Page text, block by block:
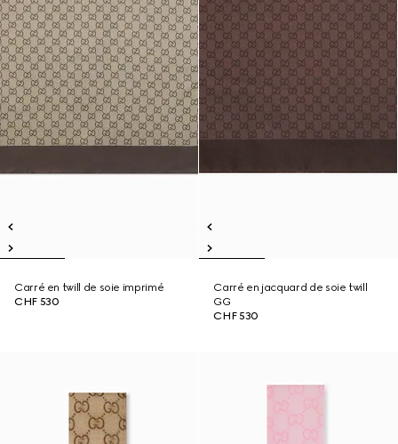
Carré en twill de soie imprimé
CHF 530
Carré en jacquard de soie twill
GG
CHF 530